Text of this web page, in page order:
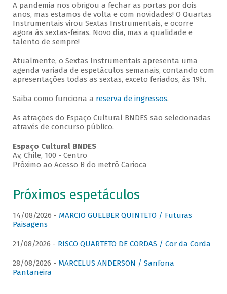
A pandemia nos obrigou a fechar as portas por dois
anos, mas estamos de volta e com novidades! O Quartas
Instrumentais virou Sextas Instrumentais, e ocorre
agora às sextas-feiras. Novo dia, mas a qualidade e
talento de sempre!
Atualmente, o Sextas Instrumentais apresenta uma
agenda variada de espetáculos semanais, contando com
apresentações todas as sextas, exceto feriados, às 19h.
Saiba como funciona a reserva de ingressos.
As atrações do Espaço Cultural BNDES são selecionadas
através de concurso público.
Espaço Cultural BNDES
Av, Chile, 100 - Centro
Próximo ao Acesso B do metrô Carioca
Próximos espetáculos
14/08/2026 - MARCIO GUELBER QUINTETO / Futuras
Paisagens
21/08/2026 - RISCO QUARTETO DE CORDAS / Cor da Corda
28/08/2026 - MARCELUS ANDERSON / Sanfona
Pantaneira